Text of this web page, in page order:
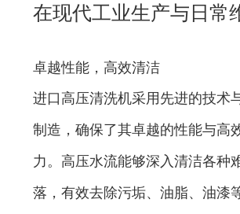
在现代工业生产与日常
效的清洁不仅能够提升
的整洁度，还能有效延
使用寿命，确保生产线
行。进口高压清洗机，
的性能、高效的清洁能
卓越性能，高效清洁
进口高压清洗机采用先进的技术
制造，确保了其卓越的性能与高
力。高压水流能够深入清洁各种
落，有效去除污垢、油脂、油漆